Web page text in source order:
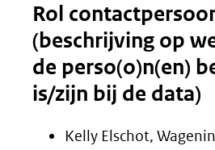
Rol
(beschrijving op
de perso(o)n(en)
is/zijn bij de data)
Kelly Elschot,